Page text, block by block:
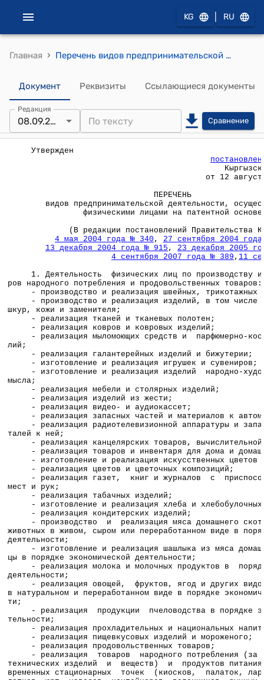
KG RU
Главная › Перечень видов предпринимательской деятельности, осуществляемых физическими лицами на патентной основе ( Утвержден постановлением Правительства Кыргызской Республики от 12 августа 1996 года N 378)
Документ Реквизиты Ссылающиеся документы
Редакция
08.09.2008 Сравнение